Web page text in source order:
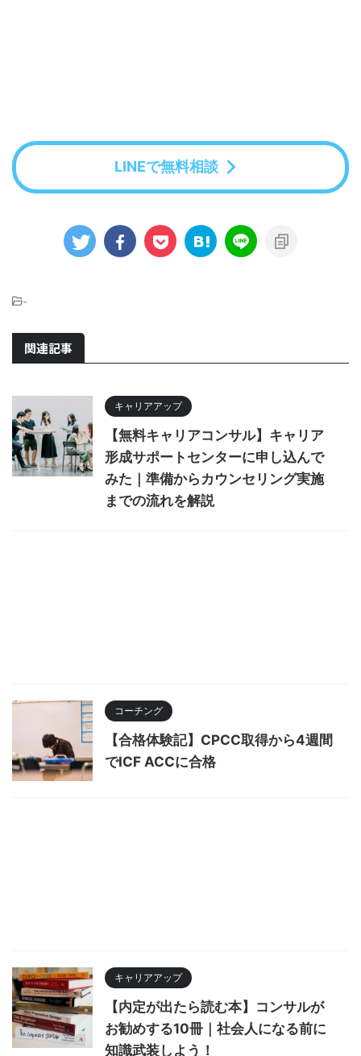
LINEで無料相談
-
関連記事
キャリアアップ
【無料キャリアコンサル】キャリア
形成サポートセンターに申し込んで
みた｜準備からカウンセリング実施
までの流れを解説
コーチング
【合格体験記】CPCC取得から4週間
でICF ACCに合格
キャリアアップ
【内定が出たら読む本】コンサルが
お勧めする10冊｜社会人になる前に
知識武装しよう！